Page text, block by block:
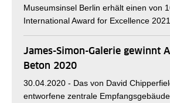
Museumsinsel Berlin erhält einen von
International Award for Excellence 2021
James-Simon-Galerie gewinnt
Beton 2020
30.04.2020 - Das von David
entworfene zentrale